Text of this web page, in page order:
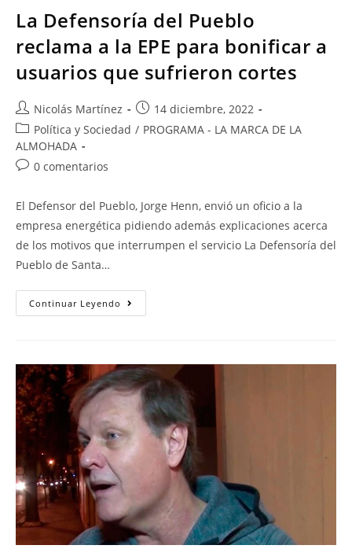
La Defensoría del Pueblo
reclama a la EPE para bonificar a
usuarios que sufrieron cortes
Nicolás Martínez
14 diciembre, 2022
Política y Sociedad / PROGRAMA - LA MARCA DE LA
ALMOHADA
0 comentarios
El Defensor del Pueblo, Jorge Henn, envió un oficio a la
empresa energética pidiendo además explicaciones acerca
de los motivos que interrumpen el servicio La Defensoría del
Pueblo de Santa…
Continuar Leyendo